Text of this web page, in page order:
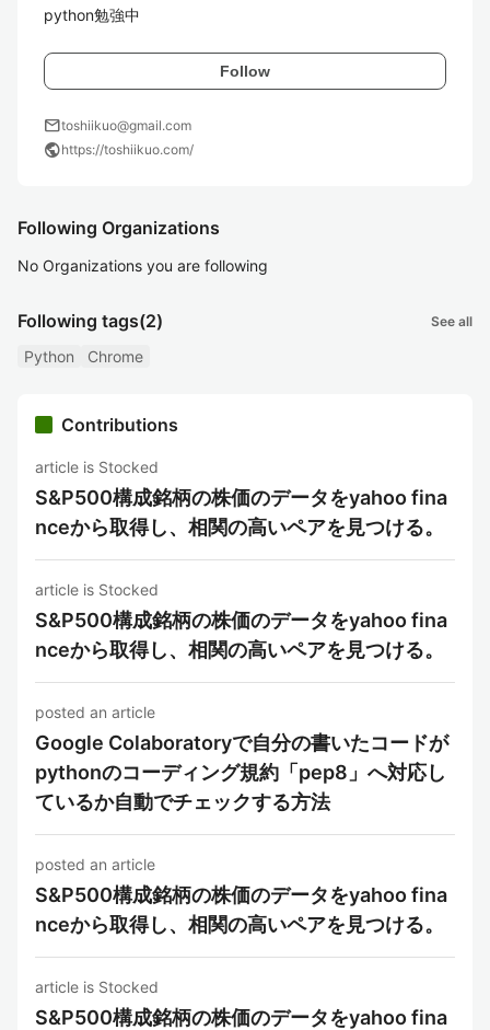
python勉強中
Follow
mailtoshiikuo@gmail.com
publichttps://toshiikuo.com/
Following Organizations
No Organizations you are following
Following tags(2) See all
Python Chrome
Contributions
article is Stocked
S&P500構成銘柄の株価のデータをyahoo fina
nceから取得し、相関の高いペアを見つける。
article is Stocked
S&P500構成銘柄の株価のデータをyahoo fina
nceから取得し、相関の高いペアを見つける。
posted an article
Google Colaboratoryで自分の書いたコードが
pythonのコーディング規約「pep8」へ対応し
ているか自動でチェックする方法
posted an article
S&P500構成銘柄の株価のデータをyahoo fina
nceから取得し、相関の高いペアを見つける。
article is Stocked
S&P500構成銘柄の株価のデータをyahoo fina